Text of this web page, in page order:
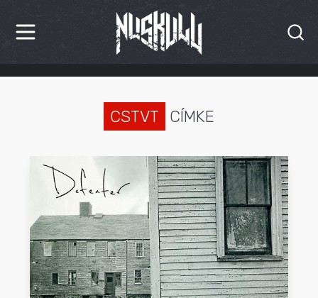
HÍREK
INTERJÚK
PREMIEREK
KULT
MÁSVILÁG
CSTVT CÍMKE